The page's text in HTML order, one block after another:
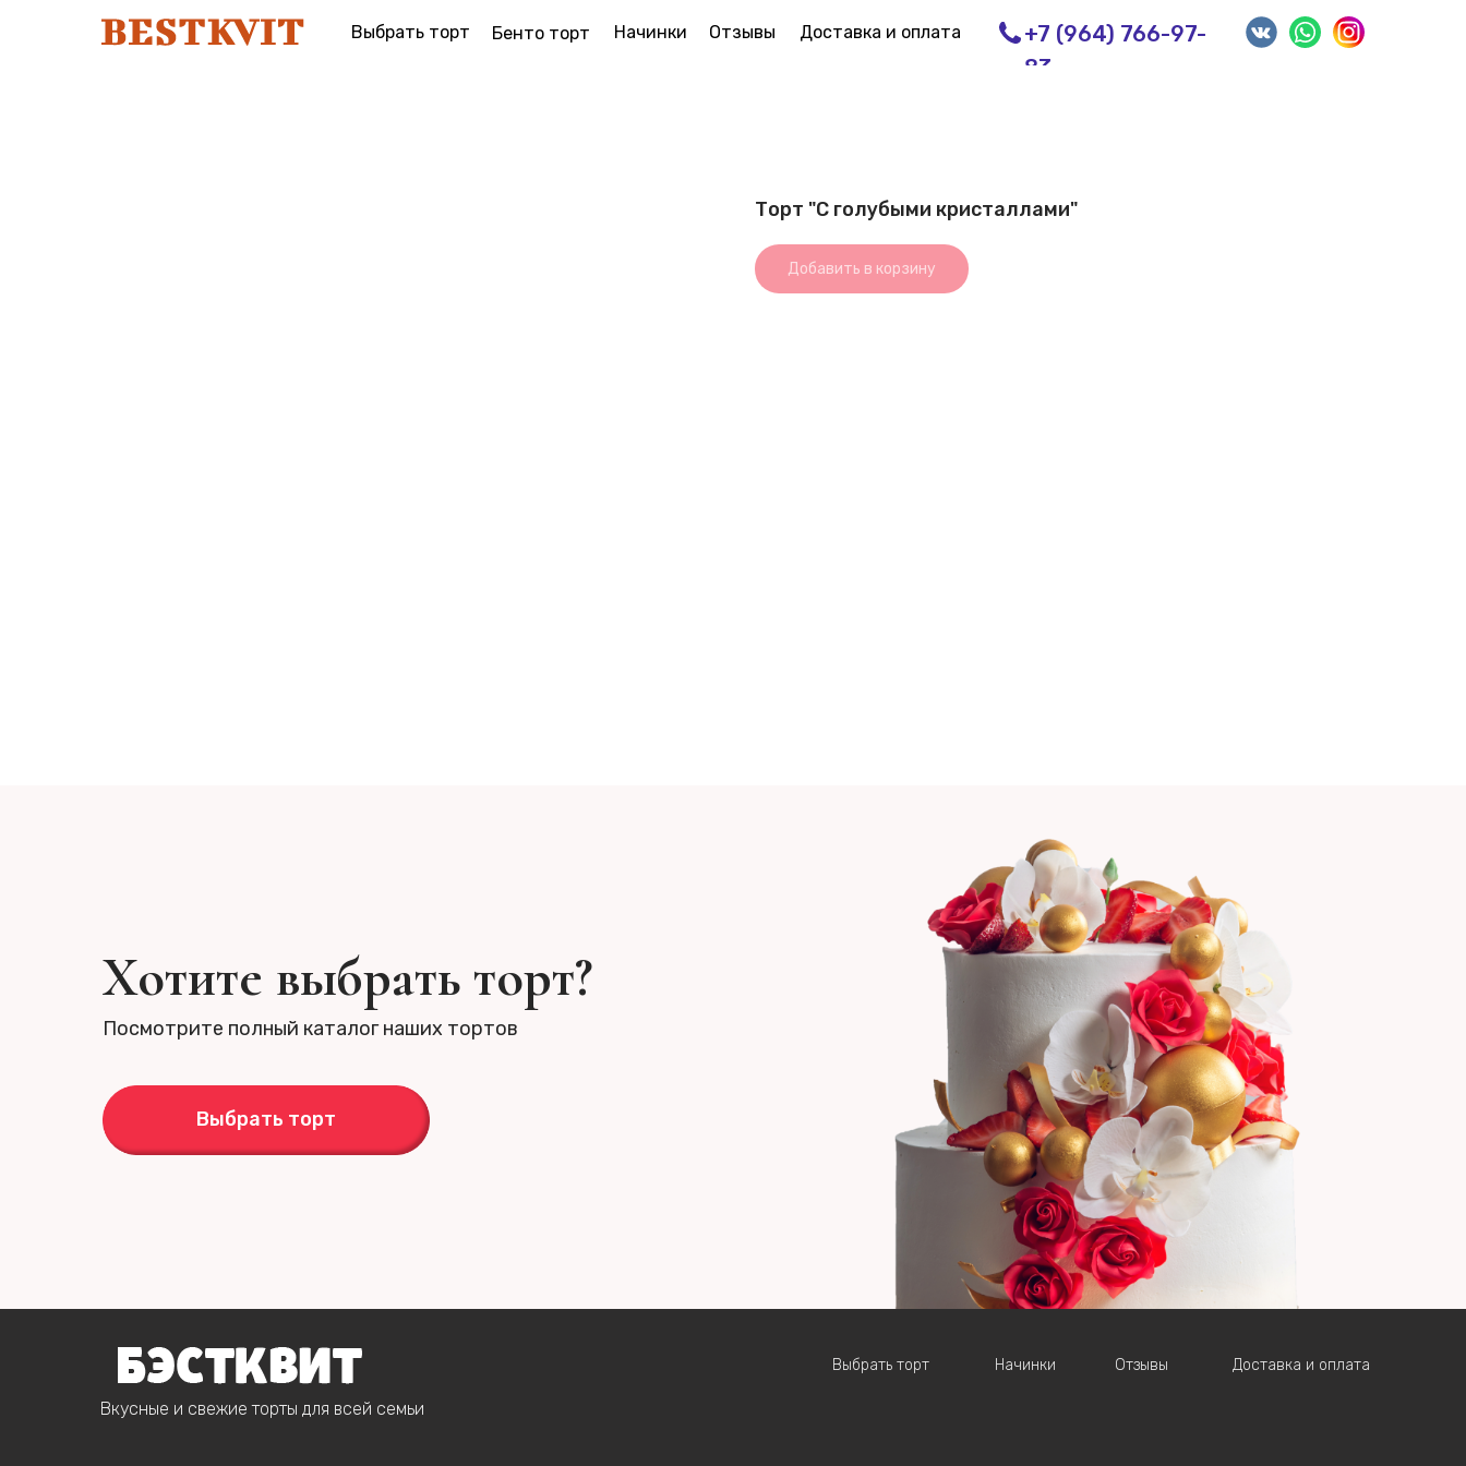
+7 (964) 766-97-
83
Выбрать торт Начинки Доставка и оплата
Отзывы
Бенто торт
Торт "С голубыми кристаллами"
Добавить в корзину
Хотите выбрать торт?
Посмотрите полный каталог наших тортов
Выбрать торт
Вкусные и свежие торты для всей семьи
Выбрать торт Начинки Доставка и оплата
Отзывы